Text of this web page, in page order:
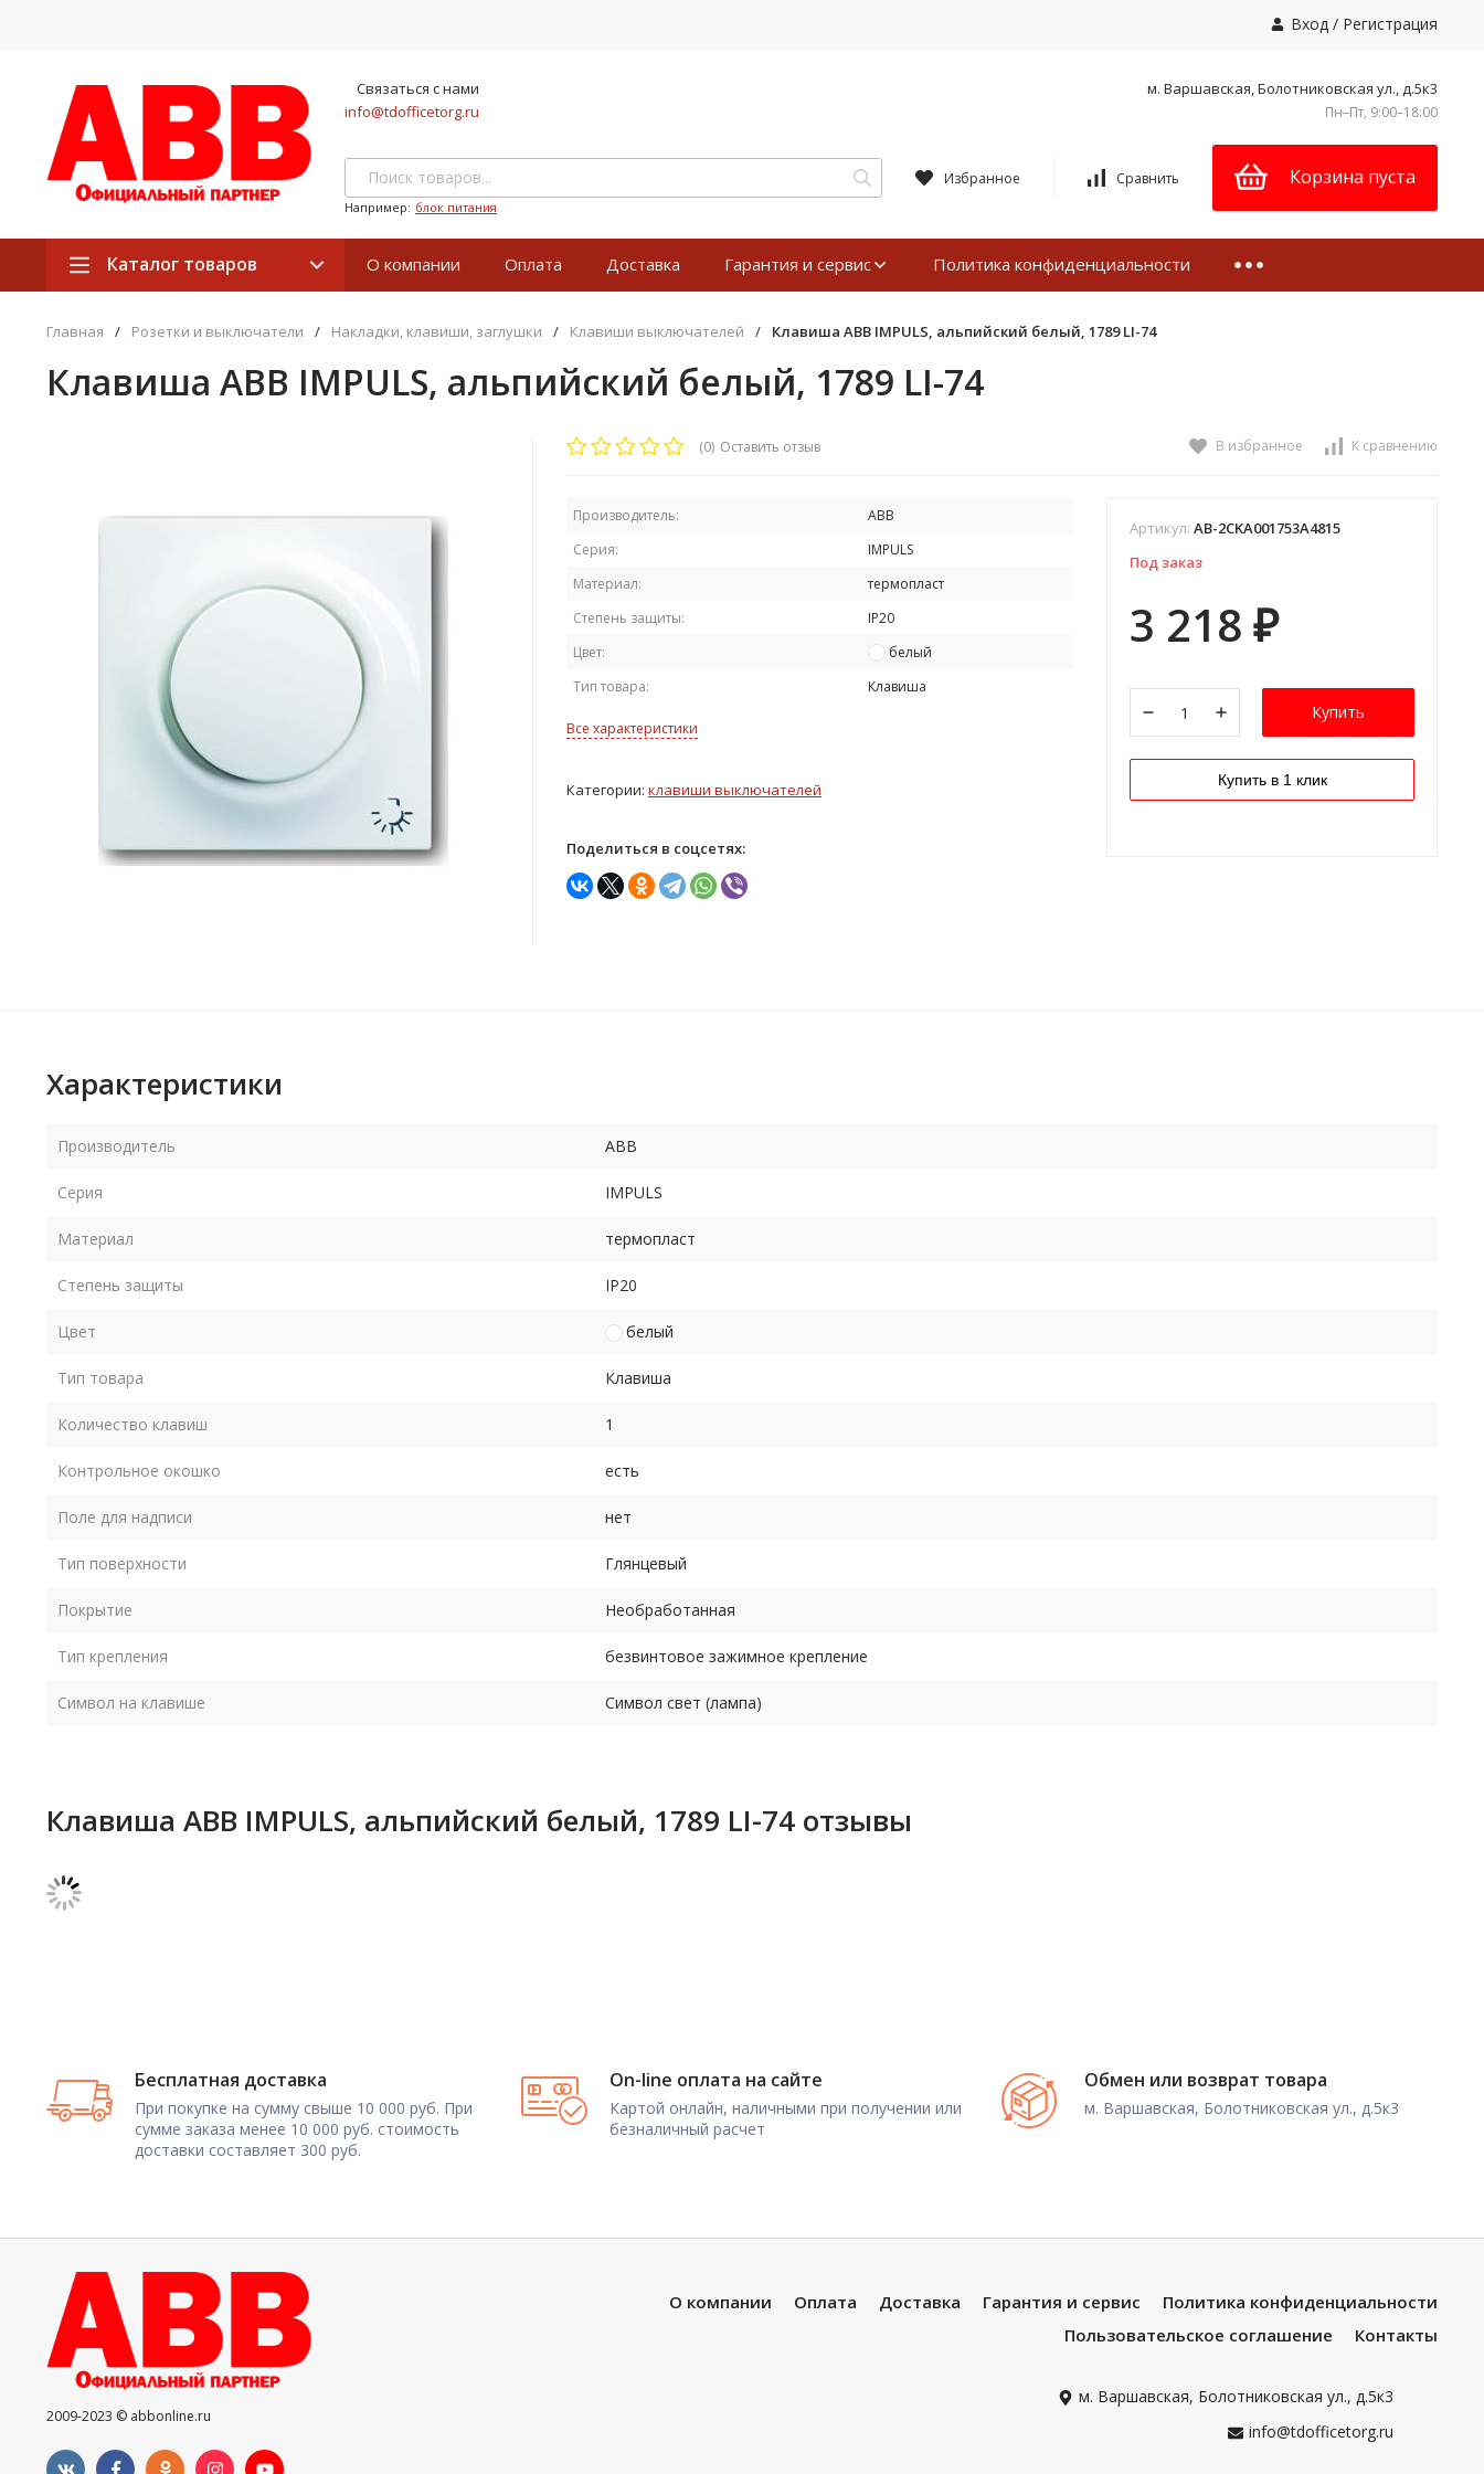
Вход / Регистрация
Связаться с нами
info@tdofficetorg.ru
м. Варшавская, Болотниковская ул., д.5к3
Пн–Пт, 9:00–18:00
Например: блок питания
Избранное Сравнить Корзина пуста
Каталог товаров О компании Оплата Доставка Гарантия и сервис Политика конфиденциальности
Главная / Розетки и выключатели / Накладки, клавиши, заглушки / Клавиши выключателей / Клавиша ABB IMPULS, альпийский белый, 1789 LI-74
Клавиша ABB IMPULS, альпийский белый, 1789 LI-74
(0) Оставить отзыв В избранное К сравнению
Производитель:
ABB
Серия:
IMPULS
Материал:
термопласт
Степень защиты:
IP20
Цвет:
белый
Тип товара:
Клавиша
Все характеристики
Категории: клавиши выключателей
Поделиться в соцсетях:
Артикул: AB-2CKA001753A4815
Под заказ
3 218 ₽
Купить
Купить в 1 клик
Характеристики
Производитель ABB
Серия IMPULS
Материал термопласт
Степень защиты IP20
Цвет белый
Тип товара Клавиша
Количество клавиш 1
Контрольное окошко есть
Поле для надписи нет
Тип поверхности Глянцевый
Покрытие Необработанная
Тип крепления безвинтовое зажимное крепление
Символ на клавише Символ свет (лампа)
Клавиша ABB IMPULS, альпийский белый, 1789 LI-74 отзывы
Бесплатная доставка
При покупке на сумму свыше 10 000 руб. При
сумме заказа менее 10 000 руб. стоимость
доставки составляет 300 руб.
On-line оплата на сайте
Картой онлайн, наличными при получении или
безналичный расчет
Обмен или возврат товара
м. Варшавская, Болотниковская ул., д.5к3
2009-2023 © abbonline.ru
О компании Оплата Доставка Гарантия и сервис
Политика конфиденциальности
Пользовательское соглашение
Контакты
м. Варшавская, Болотниковская ул., д.5к3
info@tdofficetorg.ru